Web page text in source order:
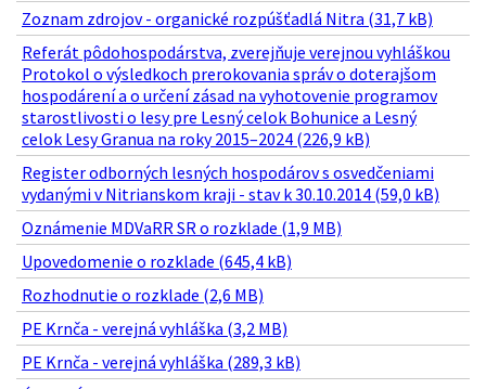
Zoznam zdrojov - organické rozpúšťadlá Nitra (31,7 kB)
Referát pôdohospodárstva, zverejňuje verejnou vyhláškou
Protokol o výsledkoch prerokovania správ o doterajšom
hospodárení a o určení zásad na vyhotovenie programov
starostlivosti o lesy pre Lesný celok Bohunice a Lesný
celok Lesy Granua na roky 2015–2024 (226,9 kB)
Register odborných lesných hospodárov s osvedčeniami
vydanými v Nitrianskom kraji - stav k 30.10.2014 (59,0 kB)
Oznámenie MDVaRR SR o rozklade (1,9 MB)
Upovedomenie o rozklade (645,4 kB)
Rozhodnutie o rozklade (2,6 MB)
PE Krnča - verejná vyhláška (3,2 MB)
PE Krnča - verejná vyhláška (289,3 kB)